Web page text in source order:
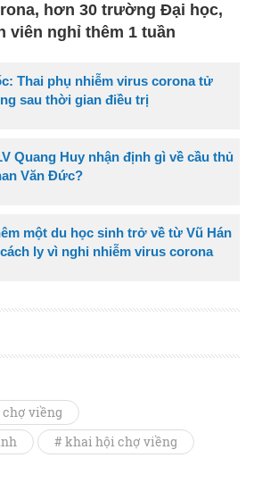
hơn 30 trường Đại học,
viên nghỉ thêm 1 tuần
Thai phụ nhiễm virus corona tử
sau thời gian điều trị
Quang Huy nhận định gì về cầu thủ
Văn Đức?
một du học sinh trở về từ Vũ Hán
ly vì nghi nhiễm virus corona
chợ viềng
# khai hội chợ viềng